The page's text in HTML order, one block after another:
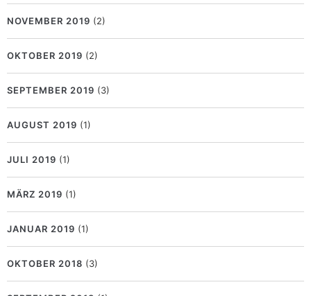
NOVEMBER 2019 (2)
OKTOBER 2019 (2)
SEPTEMBER 2019 (3)
AUGUST 2019 (1)
JULI 2019 (1)
MÄRZ 2019 (1)
JANUAR 2019 (1)
OKTOBER 2018 (3)